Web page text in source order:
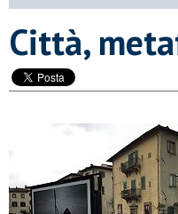
​Città,